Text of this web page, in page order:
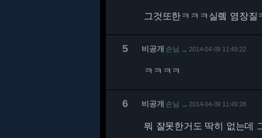
그것또한ㅋㅋㅋ실롘 염장질
5 비공개 손님 2014-04-09 11:49:22
ㅋㅋㅋㅋ
6 비공개 손님 2014-04-09 11:49:28
뭐 잘못한거도 딱히 없는데